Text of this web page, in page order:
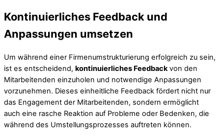
Kontinuierliches Feedback und
Anpassungen umsetzen
Um während einer Firmenumstrukturierung erfolgreich zu sein,
ist es entscheidend, kontinuierliches Feedbackvon den
Mitarbeitenden einzuholen und notwendige Anpassungen
vorzunehmen. Dieses einheitliche Feedback fördert nicht nur
das Engagement der Mitarbeitenden, sondern ermöglicht
auch eine rasche Reaktion auf Probleme oder Bedenken, die
während des Umstellungsprozesses auftreten können.